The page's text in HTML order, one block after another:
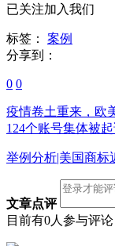
已关注加入我们
标签：
案例
分享到：
0 0
疫情卷土重来，欧
124个账号集体被
举例分析|美国商标
文章点评
目前有0人参与评论